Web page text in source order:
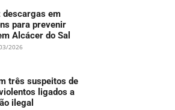
descargas em
para prevenir
Alcácer do Sal
2026
três suspeitos de
ligados a
ilegal